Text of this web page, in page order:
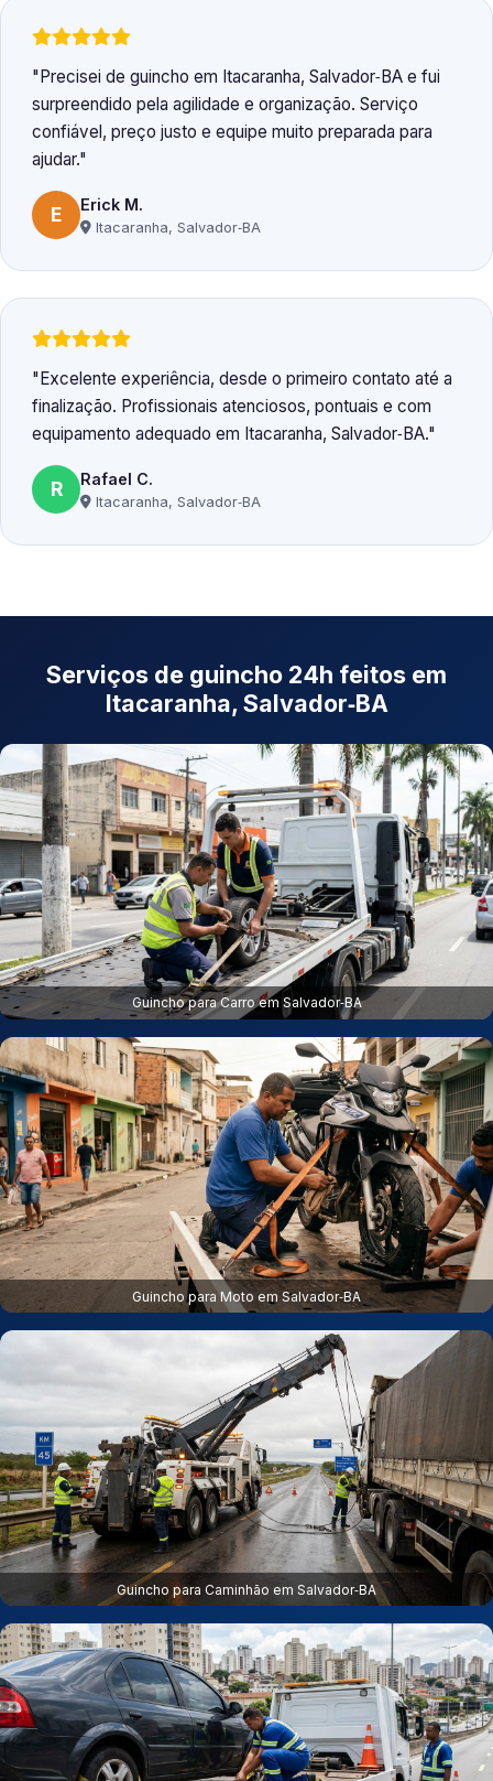
Precisei de guincho em Itacaranha, Salvador‑BA e fui
surpreendido pela agilidade e organização. Serviço
confiável, preço justo e equipe muito preparada para
ajudar.
E Erick M.
Itacaranha, Salvador‑BA
Excelente experiência, desde o primeiro contato até a
finalização. Profissionais atenciosos, pontuais e com
equipamento adequado em Itacaranha, Salvador‑BA.
R Rafael C.
Itacaranha, Salvador‑BA
Serviços de guincho 24h feitos em
Itacaranha, Salvador‑BA
Guincho para Carro em Salvador‑BA
Guincho para Moto em Salvador‑BA
Guincho para Caminhão em Salvador‑BA